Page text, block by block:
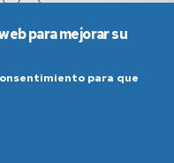
de uso
para mejorar su
para que